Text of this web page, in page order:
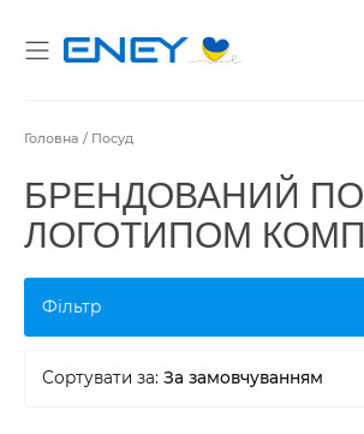
Головна Посуд
БРЕНДОВАНИЙ
ЛОГОТИПОМ
Фільтр
Сортувати за: За замовчуванням